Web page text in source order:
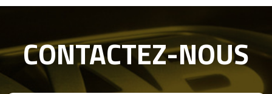
CONTACTEZ-NOUS